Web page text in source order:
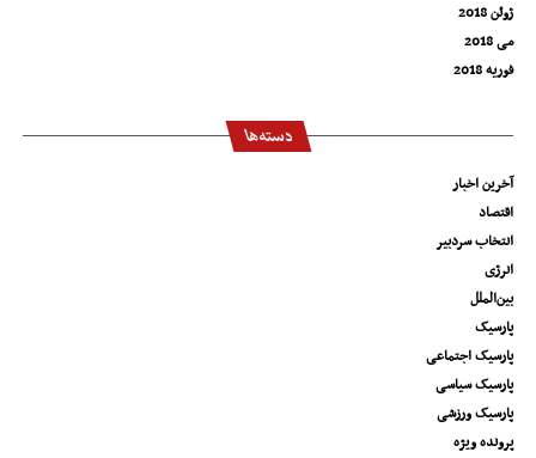
ژوئن 2018
می 2018
فوریه 2018
دسته‌ها
آخرین اخبار
اقتصاد
انتخاب سردبیر
انرژی
بین‌الملل
پارسیک
پارسیک اجتماعی
پارسیک سیاسی
پارسیک ورزشی
پرونده ویژه